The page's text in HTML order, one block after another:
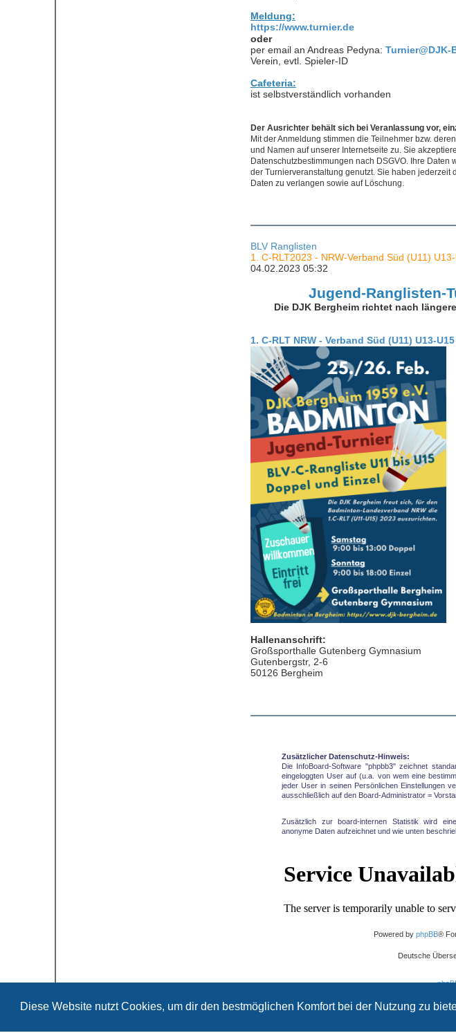
Diese Website nutzt Cookies, um dir den bestmöglichen Komfort bei der Nutzung zu
Meldung:
https://www.turnier.de
oder
per email an Andreas Pedyna: Turnier@DJK-
Verein, evtl. Spieler-ID
Cafeteria:
ist selbstverständlich vorhanden
Der Ausrichter behält sich bei Veranlassung vor,
Mit der Anmeldung stimmen die Teilnehmer bzw.
und Namen auf unserer Internetseite zu. Sie
Datenschutzbestimmungen nach DSGVO. Ihre
der Turnierveranstaltung genutzt. Sie haben jederzeit
Daten zu verlangen sowie auf Löschung.
BLV Ranglisten
1. C-RLT2023 - NRW-Verband Süd (U11)
04.02.2023 05:32
Jugend-Ranglisten-
Die DJK Bergheim richtet nach
1. C-RLT NRW - Verband Süd (U11) U13-
Hallenanschrift:
Großsporthalle Gutenberg Gymnasium
Gutenbergstr, 2-6
50126 Bergheim
Zusätzlicher Datenschutz-Hinweis:
Die InfoBoard-Software "phpbb3" zeichnet
eingeloggten User auf (u.a. von wem eine
jeder User in seinen Persönlichen Einstellungen
ausschließlich auf den Board-Administrator =
Zusätzlich zur board-internen Statistik wird
anonyme Daten aufzeichnet und wie unten
Powered by phpBB®
Deutsche